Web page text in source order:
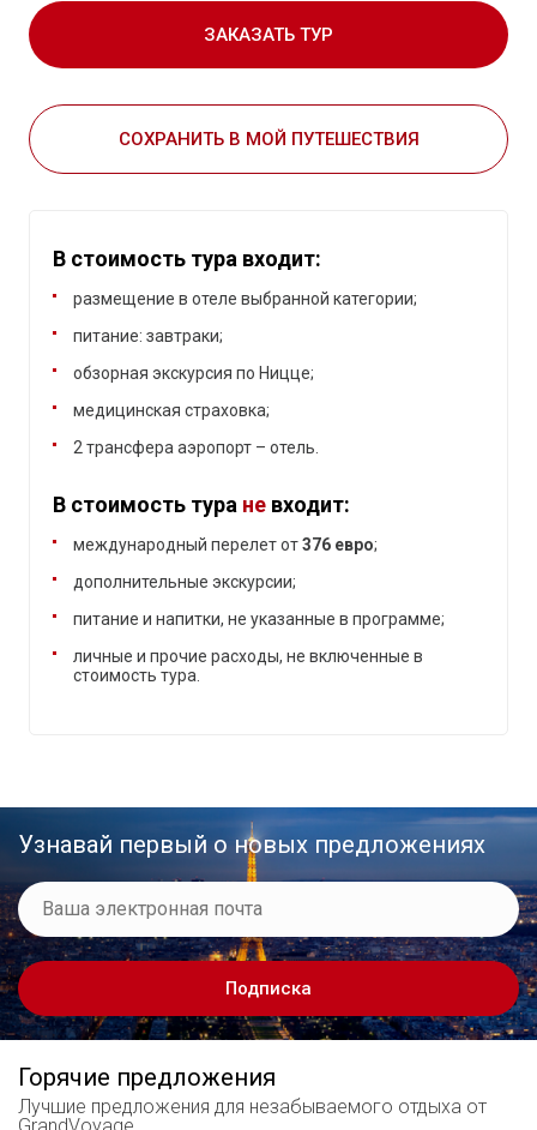
ЗАКАЗАТЬ ТУР
СОХРАНИТЬ В МОЙ ПУТЕШЕСТВИЯ
В стоимость тура входит:
размещение в отеле выбранной категории;
питание: завтраки;
обзорная экскурсия по Ницце;
медицинская страховка;
2 трансфера аэропорт – отель.
В стоимость тура не входит:
международный перелет от376 евро;
дополнительные экскурсии;
питание и напитки, не указанные в программе;
личные и прочие расходы, не включенные в
стоимость тура.
Узнавай первый о новых предложениях
Подписка
Горячие предложения
Лучшие предложения для незабываемого отдыха от